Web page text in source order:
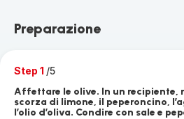
Preparazione
Step 1 /5
Affettare le olive. In un recipiente,
scorza di limone, il peperoncino,
l’olio d’oliva. Condire con sale e